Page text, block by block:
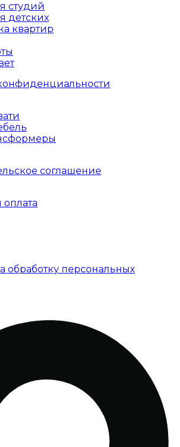
студий
детских
квартир
соглашение
оплата
обработку персональных